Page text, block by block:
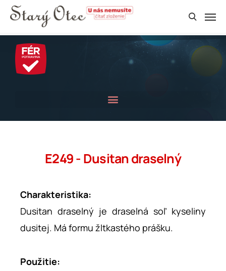
E249 - Dusitan draselný
Charakteristika:
Dusitan draselný je draselná soľ kyseliny
dusitej. Má formu žltkastého prášku.
Použitie: